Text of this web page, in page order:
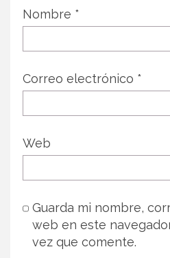
Nombre *
Correo electrónico *
Web
Guarda mi nombre,
web en este
vez que comente.